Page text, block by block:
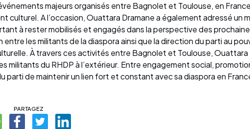
majeurs organisés entre Bagnolet et Toulouse, en
culturel. A l’occasion, Ouattara Dramane a également adressé un
à rester mobilisés et engagés dans la perspective des
les militants de la diaspora ainsi que la direction du parti au
À travers ces activités entre Bagnolet et Toulouse, Ouattara
militants du RHDP à l’extérieur. Entre engagement social,
de maintenir un lien fort et constant avec sa diaspora en
PARTAGEZ